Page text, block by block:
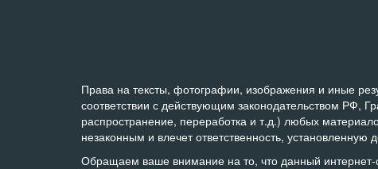
Права на тексты, фотографии, изображения и иные
соответствии с действующим законодательством РФ,
распространение, переработка и т.д.) любых
незаконным и влечет ответственность,
Обращаем ваше внимание на то, что данный